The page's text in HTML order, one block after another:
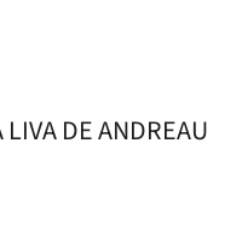
DE ANDREAU